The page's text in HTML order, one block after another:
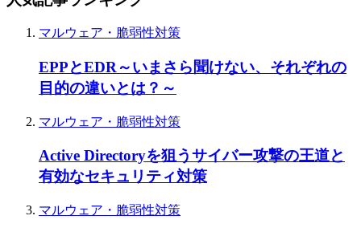
マルウェア・脆弱性対策
EPPとEDR～いまさら聞けない、それぞれの
目的の違いとは？～
マルウェア・脆弱性対策
Active Directoryを狙うサイバー攻撃の王道と
有効なセキュリティ対策
マルウェア・脆弱性対策